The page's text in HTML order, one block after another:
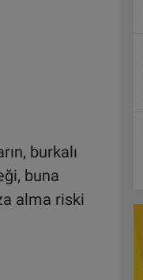
burkalı
buna
alma riski